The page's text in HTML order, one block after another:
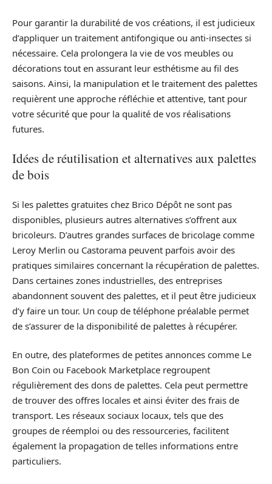
Pour garantir la durabilité de vos créations, il est judicieux
d’appliquer un traitement antifongique ou anti-insectes si
nécessaire. Cela prolongera la vie de vos meubles ou
décorations tout en assurant leur esthétisme au fil des
saisons. Ainsi, la manipulation et le traitement des palettes
requièrent une approche réfléchie et attentive, tant pour
votre sécurité que pour la qualité de vos réalisations
futures.
Idées de réutilisation et alternatives aux palettes
de bois
Si les palettes gratuites chez Brico Dépôt ne sont pas
disponibles, plusieurs autres alternatives s’offrent aux
bricoleurs. D’autres grandes surfaces de bricolage comme
Leroy Merlin ou Castorama peuvent parfois avoir des
pratiques similaires concernant la récupération de palettes.
Dans certaines zones industrielles, des entreprises
abandonnent souvent des palettes, et il peut être judicieux
d’y faire un tour. Un coup de téléphone préalable permet
de s’assurer de la disponibilité de palettes à récupérer.
En outre, des plateformes de petites annonces comme Le
Bon Coin ou Facebook Marketplace regroupent
régulièrement des dons de palettes. Cela peut permettre
de trouver des offres locales et ainsi éviter des frais de
transport. Les réseaux sociaux locaux, tels que des
groupes de réemploi ou des ressourceries, facilitent
également la propagation de telles informations entre
particuliers.